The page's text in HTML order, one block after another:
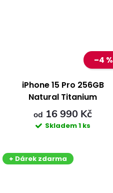
–4 %
iPhone 15 Pro 256GB
Natural Titanium
od 16 990 Kč
Skladem1 ks
+ Dárek zdarma